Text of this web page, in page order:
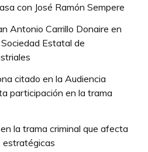
con José Ramón Sempere
Antonio Carrillo Donaire en
Estatal de
citado en la Audiencia
participación en la trama
la trama criminal que afecta
estratégicas